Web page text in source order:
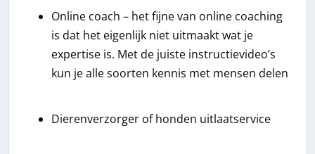
Online coach – het fijne van online coaching
is dat het eigenlijk niet uitmaakt wat je
expertise is. Met de juiste instructievideo’s
kun je alle soorten kennis met mensen delen
Dierenverzorger of honden uitlaatservice